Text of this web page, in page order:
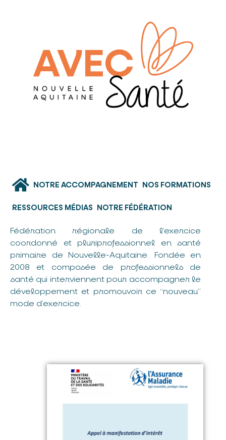
NOTRE ACCOMPAGNEMENT NOS FORMATIONS
RESSOURCES MÉDIAS NOTRE FÉDÉRATION
Fédération régionale de l’exercice
coordonné et pluriprofessionnel en santé
primaire de Nouvelle-Aquitaine. Fondée en
2008 et composée de professionnels de
santé qui interviennent pour accompagner le
développement et promouvoir ce “nouveau”
mode d’exercice.